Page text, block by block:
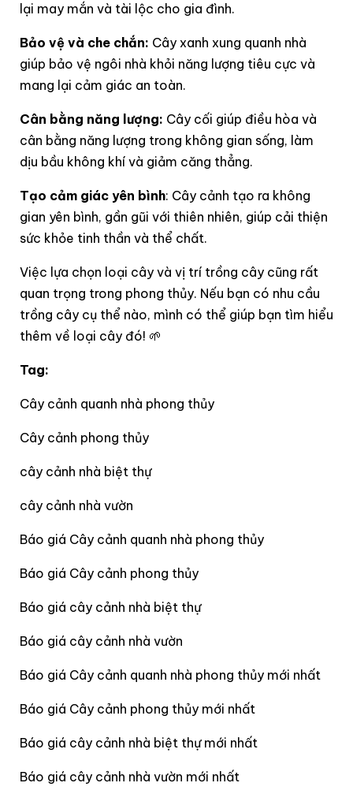
lại may mắn và tài lộc cho gia đình.
Bảo vệ và che chắn: Cây xanh xung quanh nhà
giúp bảo vệ ngôi nhà khỏi năng lượng tiêu cực và
mang lại cảm giác an toàn.
Cân bằng năng lượng: Cây cối giúp điều hòa và
cân bằng năng lượng trong không gian sống, làm
dịu bầu không khí và giảm căng thẳng.
Tạo cảm giác yên bình: Cây cảnh tạo ra không
gian yên bình, gần gũi với thiên nhiên, giúp cải thiện
sức khỏe tinh thần và thể chất.
Việc lựa chọn loại cây và vị trí trồng cây cũng rất
quan trọng trong phong thủy. Nếu bạn có nhu cầu
trồng cây cụ thể nào, mình có thể giúp bạn tìm hiểu
thêm về loại cây đó! 🌱
Tag:
Cây cảnh quanh nhà phong thủy
Cây cảnh phong thủy
cây cảnh nhà biệt thự
cây cảnh nhà vườn
Báo giá Cây cảnh quanh nhà phong thủy
Báo giá Cây cảnh phong thủy
Báo giá cây cảnh nhà biệt thự
Báo giá cây cảnh nhà vườn
Báo giá Cây cảnh quanh nhà phong thủy mới nhất
Báo giá Cây cảnh phong thủy mới nhất
Báo giá cây cảnh nhà biệt thự mới nhất
Báo giá cây cảnh nhà vườn mới nhất